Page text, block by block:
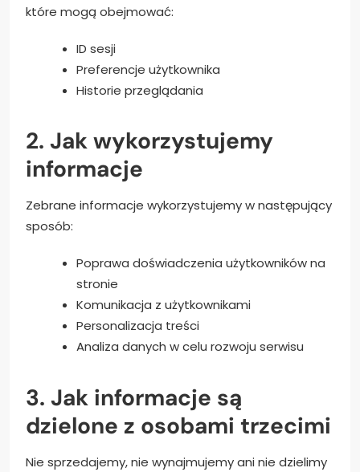
które mogą obejmować:
ID sesji
Preferencje użytkownika
Historie przeglądania
2. Jak wykorzystujemy
informacje
Zebrane informacje wykorzystujemy w następujący
sposób:
Poprawa doświadczenia użytkowników na
stronie
Komunikacja z użytkownikami
Personalizacja treści
Analiza danych w celu rozwoju serwisu
3. Jak informacje są
dzielone z osobami trzecimi
Nie sprzedajemy, nie wynajmujemy ani nie dzielimy